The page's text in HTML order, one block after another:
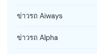
ข่าวรถ Aiways
ข่าวรถ Alpha